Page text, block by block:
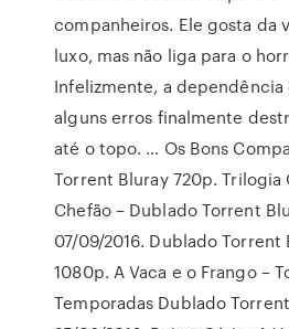
companheiros. Ele gosta da
luxo, mas não liga para o
Infelizmente, a dependência
alguns erros finalmente
até o topo. … Os Bons
Torrent Bluray 720p. Trilogia
Chefão – Dublado Torrent
07/09/2016. Dublado Torrent
1080p. A Vaca e o Frango –
Temporadas Dublado